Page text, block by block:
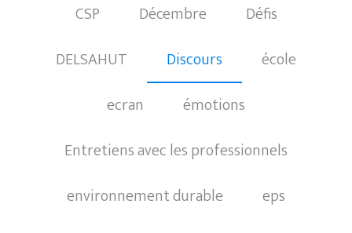
CSP
Décembre
Défis
DELSAHUT
Discours
école
ecran
émotions
Entretiens avec les professionnels
environnement durable
eps